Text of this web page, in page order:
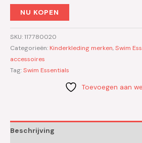
NU KOPEN
SKU:117780020
Categorieën: Kinderkleding merken,Swim
accessoires
Tag:Swim Essentials
Toevoegen aan
Beschrijving